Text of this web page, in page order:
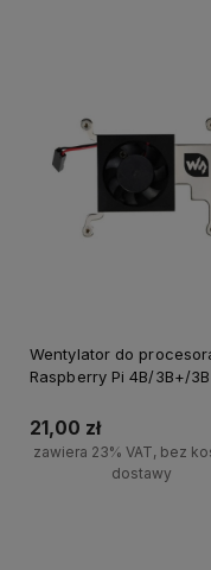
Wentylator do
Raspberry Pi 4B/3B+/3B
21,00 zł
zawiera 23% VAT, bez
dostawy